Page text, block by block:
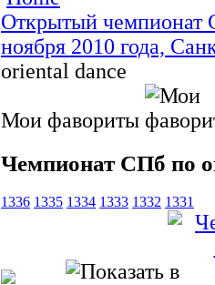
Открытый чемпионат
ноября 2010 года,
oriental dance
Мои фавориты
Чемпионат СПб по
1336 1335 1334 1333 1332 1331